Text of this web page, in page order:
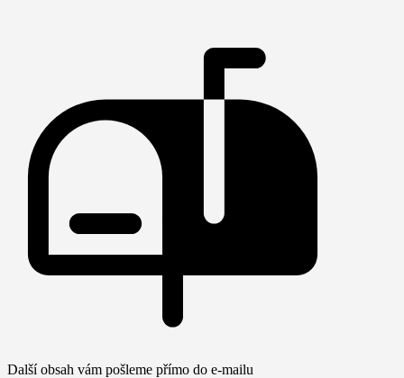
Další obsah vám pošleme přímo do e-mailu